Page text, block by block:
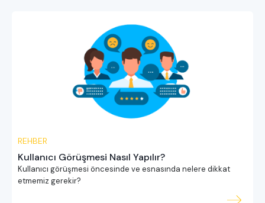
REHBER
Kullanıcı Görüşmesi Nasıl Yapılır?
Kullanıcı görüşmesi öncesinde ve esnasında nelere dikkat
etmemiz gerekir?